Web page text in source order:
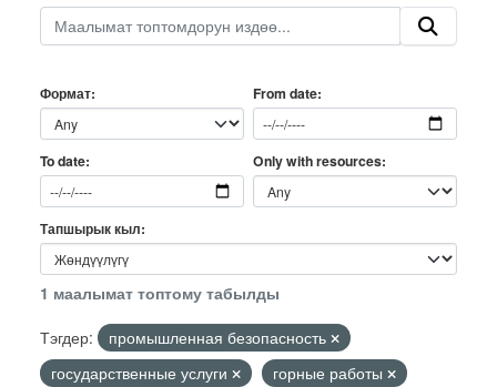
Формат From date
To date Only with resources
Тапшырык кыл
1 маалымат топтому табылды
Тэгдер:
промышленная безопасность
государственные услуги
горные работы